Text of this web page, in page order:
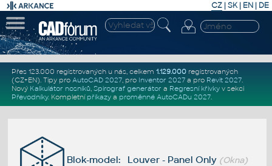
CZ | SK| EN | DE
Přes 123.000 registrovaných u nás, celkem 1.129.000registrovaných
(CZ+EN). Tipy pro AutoCAD 2027, pro Inventor 2027a pro Revit 2027.
Nový Kalkulátor nosníků, Spirograf generátor a Regresní křivkyv sekci
Převodníky. Kompletní příkazya proměnné AutoCADu 2027.
Blok-model: Louver - Panel Only (Okna)